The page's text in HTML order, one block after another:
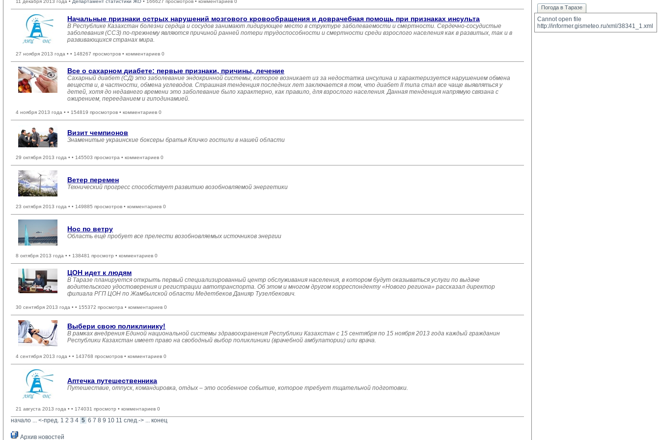
11 декабря 2013 года • Департамент статистики ЖО • 166627 просмотров • комментариев 0
Начальные признаки острых нарушений мозгового кровообращения и доврачебная помощь при признаках инсульта
В Республике Казахстан болезни сердца и сосудов занимают лидирующее место в структуре заболеваемости и смертности. Сердечно-сосудистые
заболевания (ССЗ) по-прежнему являются причиной ранней потери трудоспособности и смертности среди взрослого населения как в развитых, так и в
развивающихся странах мира.
27 ноября 2013 года • • 148267 просмотров • комментариев 0
Все о сахарном диабете: первые признаки, причины, лечение
Сахарный диабет (СД) это заболевание эндокринной системы, которое возникает из за недостатка инсулина и характеризуется нарушением обмена
веществ и, в частности, обмена углеводов. Страшная тенденция последних лет заключается в том, что диабет II типа стал все чаще выявляться у
детей, хотя до недавнего времени это заболевание было характерно, как правило, для взрослого населения. Данная тенденция напрямую связана с
ожирением, перееданием и гиподинамией.
4 ноября 2013 года • • 154819 просмотров • комментариев 0
Визит чемпионов
Знаменитые украинские боксеры братья Кличко гостили в нашей области
29 октября 2013 года • • 145503 просмотра • комментариев 0
Ветер перемен
Технический прогресс способствует развитию возобновляемой энергетики
23 октября 2013 года • • 149885 просмотров • комментариев 0
Нос по ветру
Область ещё пробует все прелести возобновляемых источников энергии
8 октября 2013 года • • 138481 просмотр • комментариев 0
ЦОН идет к людям
В Таразе планируется открыть первый специализированный центр обслуживания населения, в котором будут оказываться услуги по выдаче
водительского удостоверения и регистрации автотранспорта. Об этом и многом другом корреспонденту «Нового региона» рассказал директор
филиала РГП ЦОН по Жамбылской области Медетбеков Данияр Тузелбекович.
30 сентября 2013 года • • 155372 просмотра • комментариев 0
Выбери свою поликлинику!
В рамках внедрения Единой национальной системы здравоохранения Республики Казахстан с 15 сентября по 15 ноября 2013 года каждый гражданин
Республики Казахстан имеет право на свободный выбор поликлиники (врачебной амбулатории) или врача.
4 сентября 2013 года • • 143768 просмотров • комментариев 0
Аптечка путешественника
Путешествие, отпуск, командировка, отдых – это особенное событие, которое требует тщательной подготовки.
21 августа 2013 года • • 174031 просмотр • комментариев 0
начало ... <-пред. 1 2 3 4 5 6 7 8 9 10 11 след.-> ... конец
Архив новостей
Погода в Таразе
Cannot open file
http://informer.gismeteo.ru/xml/38341_1.xml